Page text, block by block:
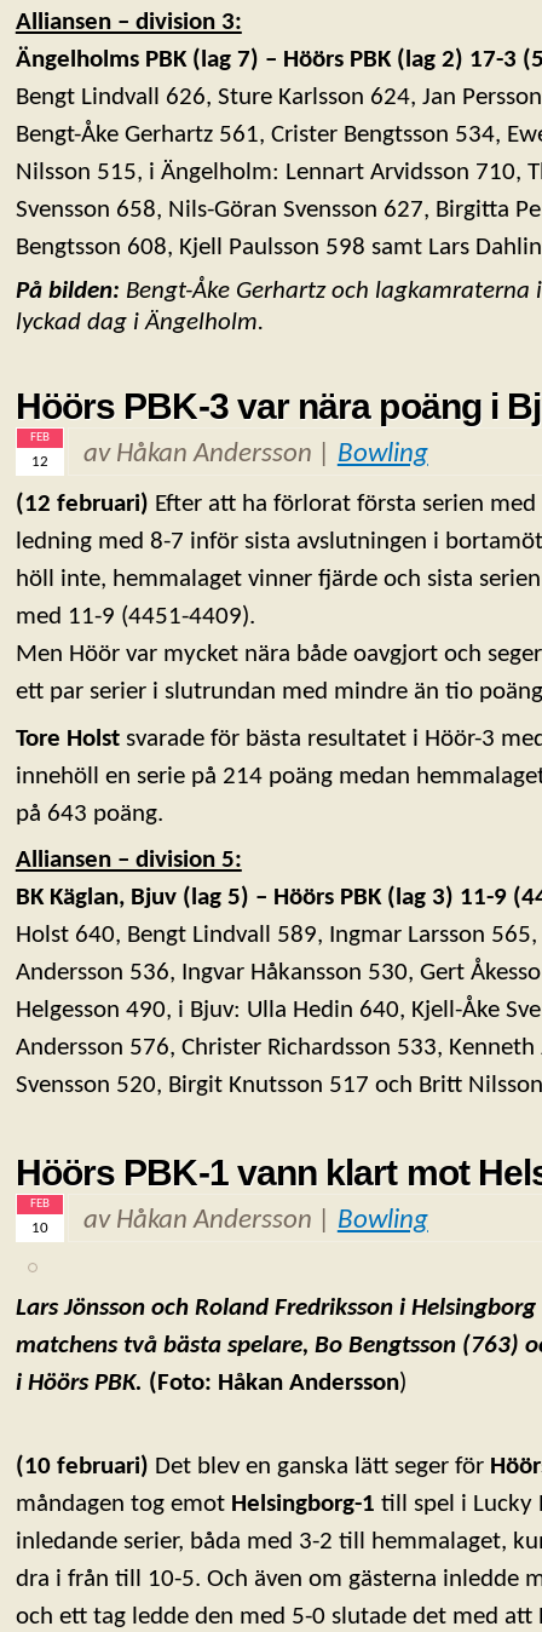
Alliansen – division 3:
Ängelholms PBK (lag 7) – Höörs PBK (lag 2) 17-3
Bengt Lindvall 626, Sture Karlsson 624, Jan
Bengt-Åke Gerhartz 561, Crister Bengtsson 534,
Nilsson 515, i Ängelholm: Lennart Arvidsson 710,
Svensson 658, Nils-Göran Svensson 627, Birgitta
Bengtsson 608, Kjell Paulsson 598 samt Lars
På bilden: Bengt-Åke Gerhartz och lagkamraterna
lyckad dag i Ängelholm.
Höörs PBK-3 var nära poäng i
FEB
12 av Håkan Andersson | Bowling
(12 februari) Efter att ha förlorat första serien
ledning med 8-7 inför sista avslutningen i
höll inte, hemmalaget vinner fjärde och sista
med 11-9 (4451-4409).
Men Höör var mycket nära både oavgjort och
ett par serier i slutrundan med mindre än tio
Tore Holst svarade för bästa resultatet i Höör-3
innehöll en serie på 214 poäng medan
på 643 poäng.
Alliansen – division 5:
BK Käglan, Bjuv (lag 5) – Höörs PBK (lag 3) 11-9
Holst 640, Bengt Lindvall 589, Ingmar Larsson
Andersson 536, Ingvar Håkansson 530, Gert
Helgesson 490, i Bjuv: Ulla Hedin 640, Kjell-Åke
Andersson 576, Christer Richardsson 533, Kenneth
Svensson 520, Birgit Knutsson 517 och Britt
Höörs PBK-1 vann klart mot
FEB
10 av Håkan Andersson | Bowling
Lars Jönsson och Roland Fredriksson i
matchens två bästa spelare, Bo Bengtsson (763)
i Höörs PBK. (Foto: Håkan Andersson)
(10 februari) Det blev en ganska lätt seger för
måndagen tog emot Helsingborg-1 till spel i Lucky
inledande serier, båda med 3-2 till hemmalaget,
dra i från till 10-5. Och även om gästerna inledde
och ett tag ledde den med 5-0 slutade det med att